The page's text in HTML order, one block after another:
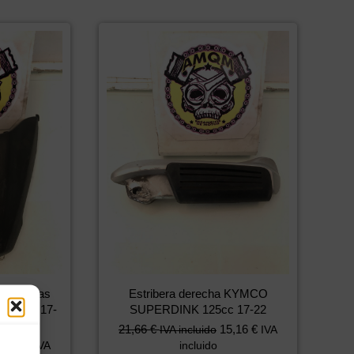
125cc 17-
IVA
Estribera derecha KYMCO
SUPERDINK 125cc 17-22
21,66€ IVA incluido 15,16 € IVA
incluido